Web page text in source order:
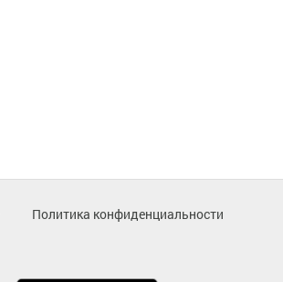
Политика конфиденциальности